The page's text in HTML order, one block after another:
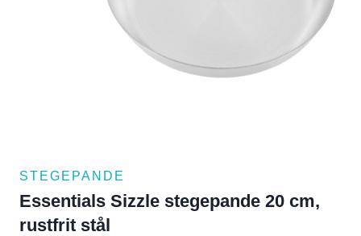
STEGEPANDE
Essentials Sizzle stegepande 20 cm,
rustfrit stål